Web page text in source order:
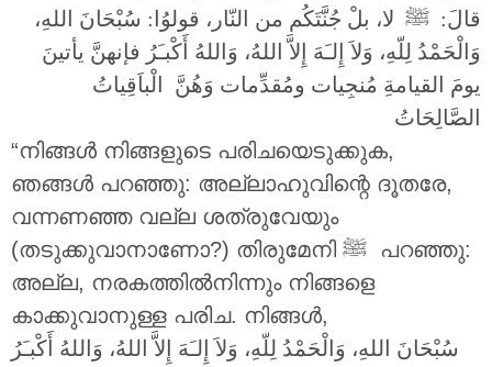
قالَ: ‎ﷺ لا، بلْ جُنَّتَكُم من النّار، قولوُا: سُبْحَانَ اللهِ،
وَالْحَمْدُ لِلّهِ، وَلاَ إِلـَهَ إِلاَّ اللهُ، وَاللهُ أَكْبـَرُ فإنهنَّ يأتينَ
يومَ القيامةِ مُنجِيات ومُقدِّمات وَهُنَّ الْباَقِياتُ
الصَّالِحَاتُ
“നിങ്ങൾ നിങ്ങളുടെ പരിചയെടുക്കുക,
ഞങ്ങൾ പറഞ്ഞു: അല്ലാഹുവിന്റെ ദൂതരേ,
വന്നണഞ്ഞ വല്ല ശത്രുവേയും
(തടുക്കുവാനാണോ?) തിരുമേനി ‎ﷺ പറഞ്ഞു:
അല്ല, നരകത്തിൽനിന്നും നിങ്ങളെ
കാക്കുവാനുള്ള പരിച. നിങ്ങൾ,
سُبْحَانَ اللهِ، وَالْحَمْدُ لِلّهِ، وَلاَ إِلـَهَ إِلاَّ اللهُ، وَاللهُ أَكْبـَرُ